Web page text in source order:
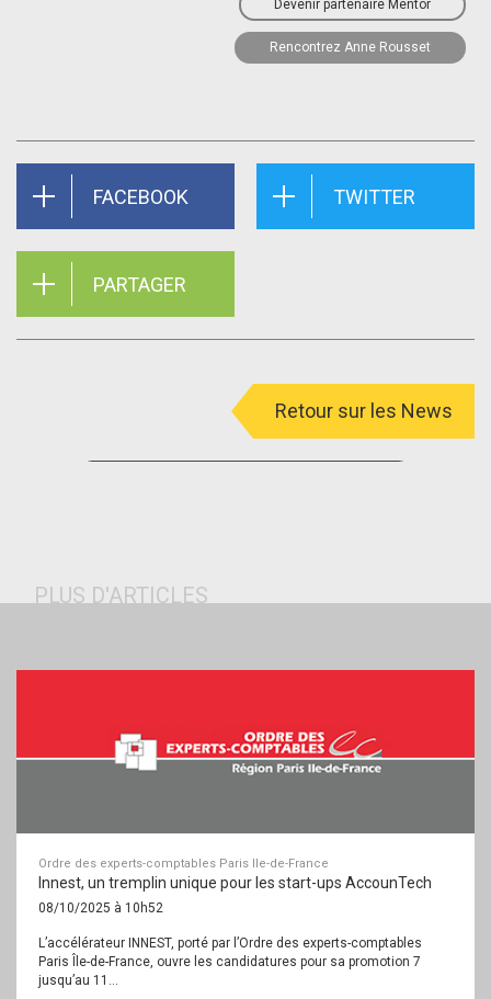
Devenir partenaire Mentor
Rencontrez Anne Rousset
FACEBOOK TWITTER
PARTAGER
Retour sur les News
PLUS D'ARTICLES
Ordre des experts-comptables Paris Ile-de-France
Innest, un tremplin unique pour les start-ups AccounTech
08/10/2025 à 10h52
L’accélérateur INNEST, porté par l’Ordre des experts-comptables
Paris Île-de-France, ouvre les candidatures pour sa promotion 7
jusqu’au 11...